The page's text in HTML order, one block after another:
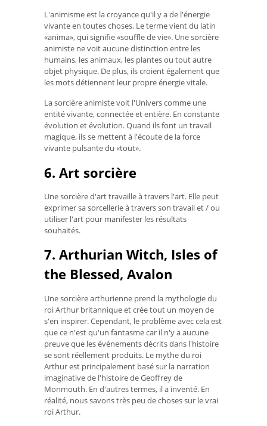
L'animisme est la croyance qu'il y a de l'énergie
vivante en toutes choses. Le terme vient du latin
«anima», qui signifie «souffle de vie». Une sorcière
animiste ne voit aucune distinction entre les
humains, les animaux, les plantes ou tout autre
objet physique. De plus, ils croient également que
les mots détiennent leur propre énergie vitale.
La sorcière animiste voit l'Univers comme une
entité vivante, connectée et entière. En constante
évolution et évolution. Quand ils font un travail
magique, ils se mettent à l'écoute de la force
vivante pulsante du «tout».
6. Art sorcière
Une sorcière d'art travaille à travers l'art. Elle peut
exprimer sa sorcellerie à travers son travail et / ou
utiliser l'art pour manifester les résultats
souhaités.
7. Arthurian Witch, Isles of
the Blessed, Avalon
Une sorcière arthurienne prend la mythologie du
roi Arthur britannique et crée tout un moyen de
s'en inspirer. Cependant, le problème avec cela est
que ce n'est qu'un fantasme car il n'y a aucune
preuve que les événements décrits dans l'histoire
se sont réellement produits. Le mythe du roi
Arthur est principalement basé sur la narration
imaginative de l'histoire de Geoffrey de
Monmouth. En d'autres termes, il a inventé. En
réalité, nous savons très peu de choses sur le vrai
roi Arthur.